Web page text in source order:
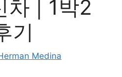
차 | 1박2
기
Medina